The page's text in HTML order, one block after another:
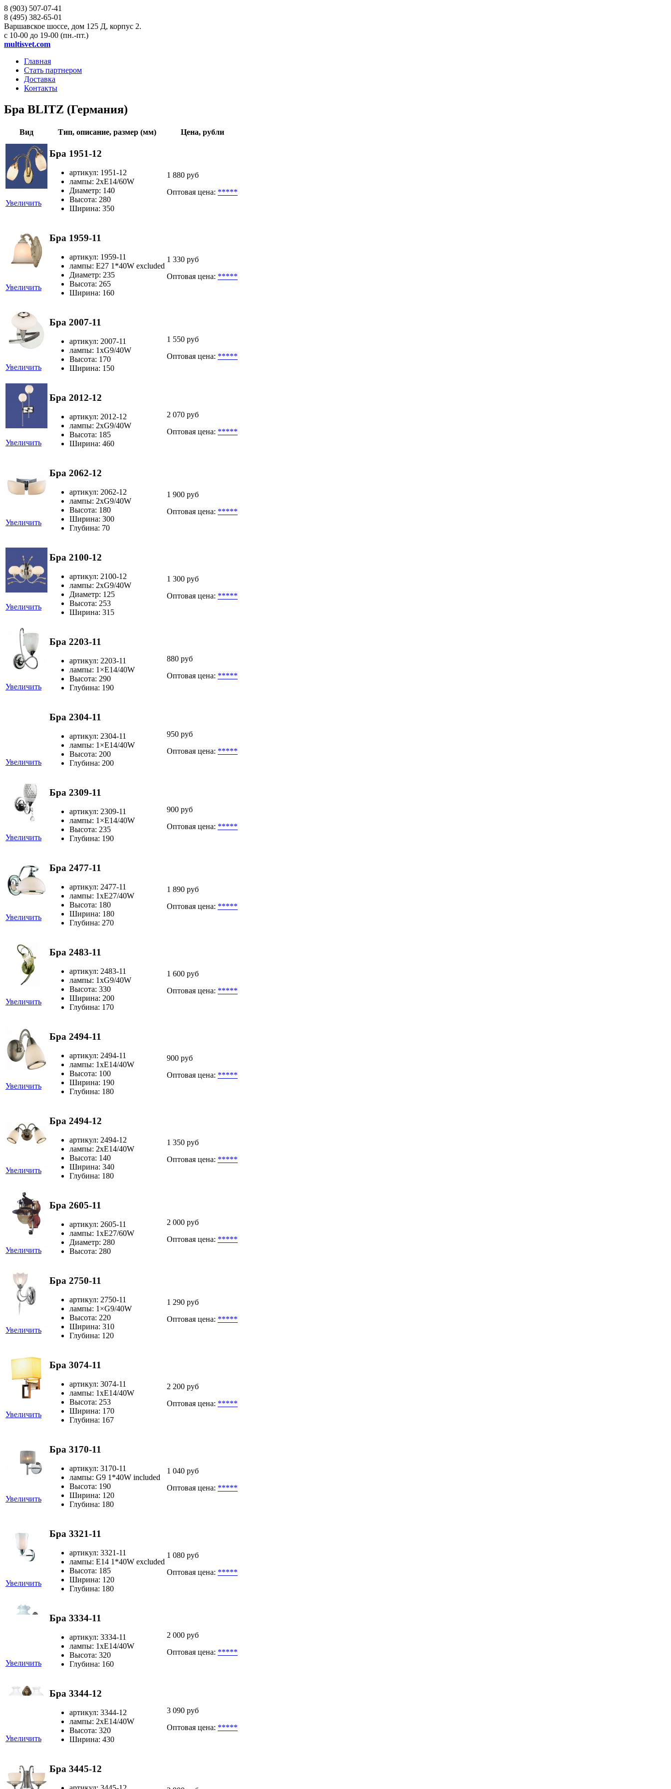
8 (903) 507-07-41
8 (495) 382-65-01
Варшавское шоссе, дом 125 Д, корпус 2.
с 10-00 до 19-00 (пн.-пт.)
multisvet.com
Главная
Стать партнером
Доставка
Контакты
Бра BLITZ (Германия)
Вид Тип, описание, размер (мм) Цена, рубли
Увеличить
Бра 1951-12
артикул: 1951-12
лампы: 2хЕ14/60W
Диаметр: 140
Высота: 280
Ширина: 350
1 880 руб
Оптовая цена: *****
Увеличить
Бра 1959-11
артикул: 1959-11
лампы: E27 1*40W excluded
Диаметр: 235
Высота: 265
Ширина: 160
1 330 руб
Оптовая цена: *****
Увеличить
Бра 2007-11
артикул: 2007-11
лампы: 1хG9/40W
Высота: 170
Ширина: 150
1 550 руб
Оптовая цена: *****
Увеличить
Бра 2012-12
артикул: 2012-12
лампы: 2хG9/40W
Высота: 185
Ширина: 460
2 070 руб
Оптовая цена: *****
Увеличить
Бра 2062-12
артикул: 2062-12
лампы: 2хG9/40W
Высота: 180
Ширина: 300
Глубина: 70
1 900 руб
Оптовая цена: *****
Увеличить
Бра 2100-12
артикул: 2100-12
лампы: 2xG9/40W
Диаметр: 125
Высота: 253
Ширина: 315
1 300 руб
Оптовая цена: *****
Увеличить
Бра 2203-11
артикул: 2203-11
лампы: 1×Е14/40W
Высота: 290
Глубина: 190
880 руб
Оптовая цена: *****
Увеличить
Бра 2304-11
артикул: 2304-11
лампы: 1×Е14/40W
Высота: 200
Глубина: 200
950 руб
Оптовая цена: *****
Увеличить
Бра 2309-11
артикул: 2309-11
лампы: 1×Е14/40W
Высота: 235
Глубина: 190
900 руб
Оптовая цена: *****
Увеличить
Бра 2477-11
артикул: 2477-11
лампы: 1хЕ27/40W
Высота: 180
Ширина: 180
Глубина: 270
1 890 руб
Оптовая цена: *****
Увеличить
Бра 2483-11
артикул: 2483-11
лампы: 1хG9/40W
Высота: 330
Ширина: 200
Глубина: 170
1 600 руб
Оптовая цена: *****
Увеличить
Бра 2494-11
артикул: 2494-11
лампы: 1хЕ14/40W
Высота: 100
Ширина: 190
Глубина: 180
900 руб
Оптовая цена: *****
Увеличить
Бра 2494-12
артикул: 2494-12
лампы: 2хЕ14/40W
Высота: 140
Ширина: 340
Глубина: 180
1 350 руб
Оптовая цена: *****
Увеличить
Бра 2605-11
артикул: 2605-11
лампы: 1хЕ27/60W
Диаметр: 280
Высота: 280
2 000 руб
Оптовая цена: *****
Увеличить
Бра 2750-11
артикул: 2750-11
лампы: 1×G9/40W
Высота: 220
Ширина: 310
Глубина: 120
1 290 руб
Оптовая цена: *****
Увеличить
Бра 3074-11
артикул: 3074-11
лампы: 1хE14/40W
Высота: 253
Ширина: 170
Глубина: 167
2 200 руб
Оптовая цена: *****
Увеличить
Бра 3170-11
артикул: 3170-11
лампы: G9 1*40W included
Высота: 190
Ширина: 120
Глубина: 180
1 040 руб
Оптовая цена: *****
Увеличить
Бра 3321-11
артикул: 3321-11
лампы: E14 1*40W excluded
Высота: 185
Ширина: 120
Глубина: 180
1 080 руб
Оптовая цена: *****
Увеличить
Бра 3334-11
артикул: 3334-11
лампы: 1хЕ14/40W
Высота: 320
Глубина: 160
2 000 руб
Оптовая цена: *****
Увеличить
Бра 3344-12
артикул: 3344-12
лампы: 2хЕ14/40W
Высота: 320
Ширина: 430
3 090 руб
Оптовая цена: *****
Бра 3445-12